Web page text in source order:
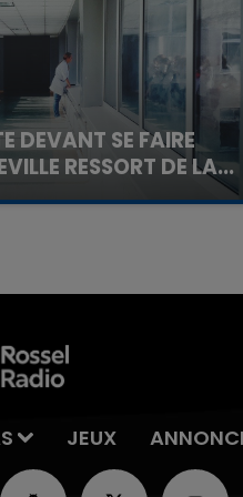
DEVANT SE FAIRE
RESSORT DE LA...
contre la clinique qui a
JEUX